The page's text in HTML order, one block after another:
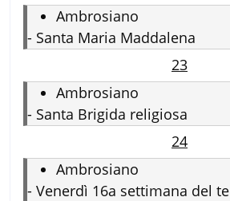
Ambrosiano
- Santa Maria Maddalena
23
Ambrosiano
- Santa Brigida religiosa
24
Ambrosiano
- Venerdì 16a settimana del